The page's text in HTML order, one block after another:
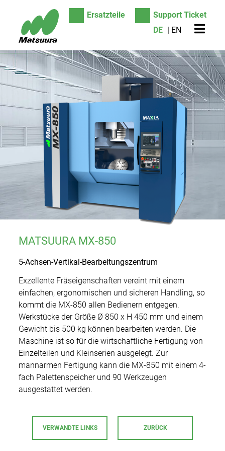
Ersatzteile
Support Ticket
DE
EN
Suche
5-Achsen-Bearbeitungszentren
Vertikale-Bearbeitungszentren
Horizontal-Bearbeitungszentren
Automatisierung/Fertigungszellen
Gebrauchtmaschinen
Additive Manufacturing
Anwendungen
Automotive/Motorsport
Luft- und Raumfahrt
Maschinenbau
Werkzeug/Formenbau
Service
Anwendungstechnik
Ersatzteilservice
Unternehmen
Matsuura Machinery Corporation
Weltweit
Karriere
News
Presse
Messen & Events
MATSUURA MX-850
5-Achsen-Vertikal-Bearbeitungszentrum
Exzellente Fräseigenschaften vereint mit einem
einfachen, ergonomischen und sicheren Handling, so
kommt die MX-850 allen Bedienern entgegen.
Werkstücke der Größe Ø 850 x H 450 mm und einem
Gewicht bis 500 kg können bearbeiten werden. Die
Maschine ist so für die wirtschaftliche Fertigung von
Einzelteilen und Kleinserien ausgelegt. Zur
mannarmen Fertigung kann die MX-850 mit einem 4-
fach Palettenspeicher und 90 Werkzeugen
ausgestattet werden.